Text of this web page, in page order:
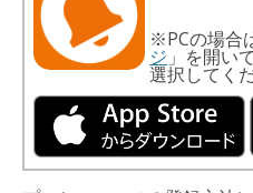
※PCの場合
ジ 」を開い
選択してく